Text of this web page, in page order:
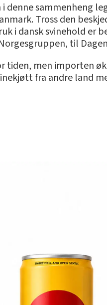
sammenheng
Tross den
i dansk svinehold er
til
men importen
fra andre land